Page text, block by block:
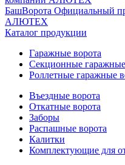
БашВорота Официальный
АЛЮТЕХ
Каталог продукции
Гаражные ворота
Секционные гаражные
Роллетные гаражные
Въездные ворота
Откатные ворота
Заборы
Распашные ворота
Калитки
Комплектующие для